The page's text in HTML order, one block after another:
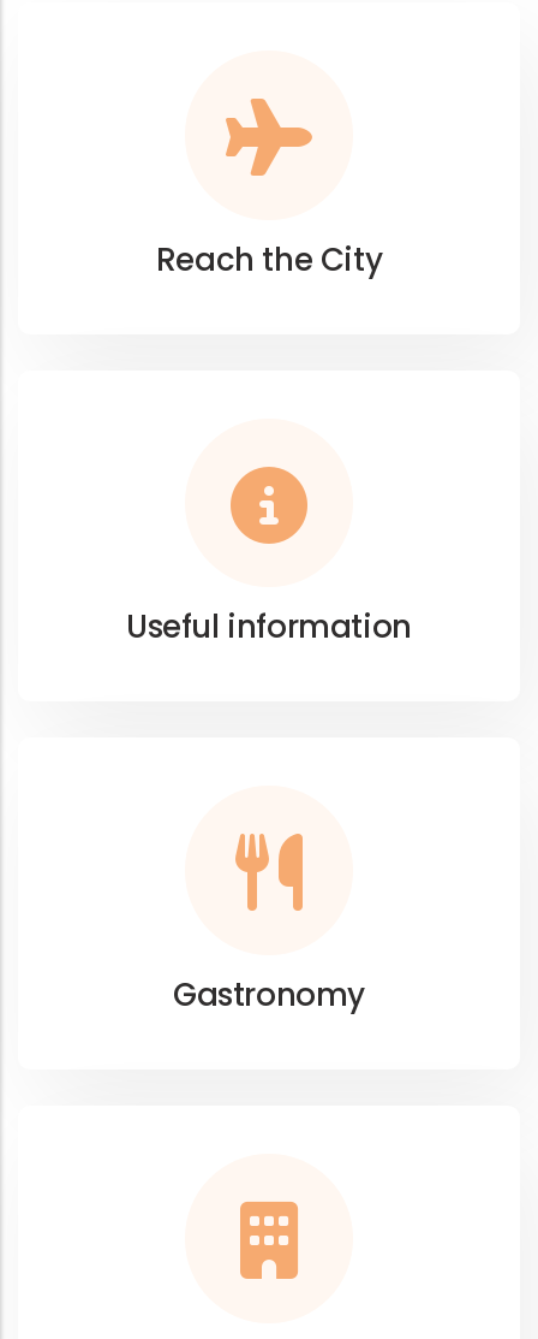
Reach the City
Useful information
Gastronomy